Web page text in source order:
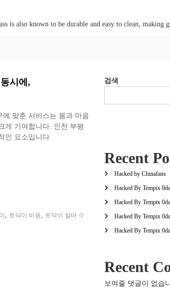
is also known to be durable and easy to clean, making
시에,
맞춘 서비스는 몸과 마음
게 기여합니다. 인천 부평
인 요소입니다.
토닥이 비용
토닥이 알바 수
검색
Recent
Hacked by Chinafans
Hacked By Tempix
Hacked By Tempix
Hacked By Tempix
Hacked By Tempix
Recent
보여줄 댓글이 없습